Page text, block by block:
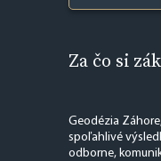
Za čo si
Geodézia
spoľahlivé
odborne,